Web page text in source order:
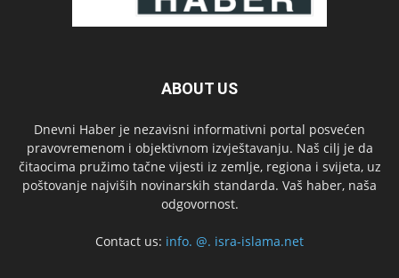
ABOUT US
Dnevni Haber je nezavisni informativni portal posvećen
pravovremenom i objektivnom izvještavanju. Naš cilj je da
čitaocima pružimo tačne vijesti iz zemlje, regiona i svijeta, uz
poštovanje najviših novinarskih standarda. Vaš haber, naša
odgovornost.
Contact us: info. @. isra-islama.net